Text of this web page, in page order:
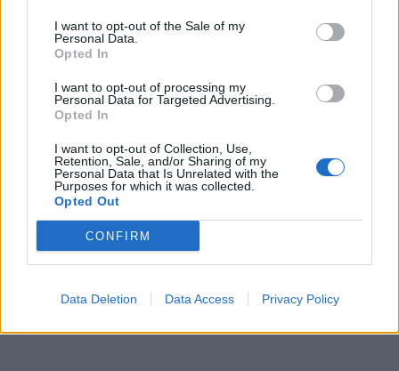
I want to opt-out of the Sale of my
Personal Data.
Opted In
I want to opt-out of processing my
Personal Data for Targeted Advertising.
Opted In
I want to opt-out of Collection, Use,
Retention, Sale, and/or Sharing of my
Personal Data that Is Unrelated with the
Purposes for which it was collected.
Opted Out
CONFIRM
Data Deletion Data Access Privacy Policy
Vuoi ricevere gli aggiornamenti delle news di TecnoGazzetta?
Inserisci nome ed indirizzo E-Mail:
Acconsento al trattamento dei dati personali (